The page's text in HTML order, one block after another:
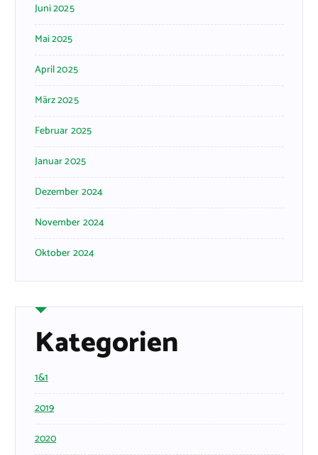
Juni 2025
Mai 2025
April 2025
März 2025
Februar 2025
Januar 2025
Dezember 2024
November 2024
Oktober 2024
Kategorien
1&1
2019
2020